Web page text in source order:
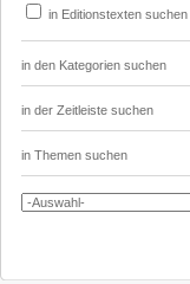
in Editionstexten suchen
in den Kategorien suchen
in der Zeitleiste suchen
in Themen suchen